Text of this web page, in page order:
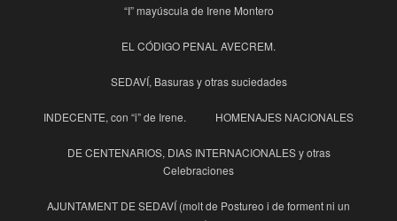
“I” mayúscula de Irene Montero
EL CÓDIGO PENAL AVECREM.
SEDAVÍ, Basuras y otras suciedades
INDECENTE, con “i” de Irene. HOMENAJES NACIONALES
DE CENTENARIOS, DIAS INTERNACIONALES y otras
Celebraciones
AJUNTAMENT DE SEDAVÍ (molt de Postureo i de forment ni un